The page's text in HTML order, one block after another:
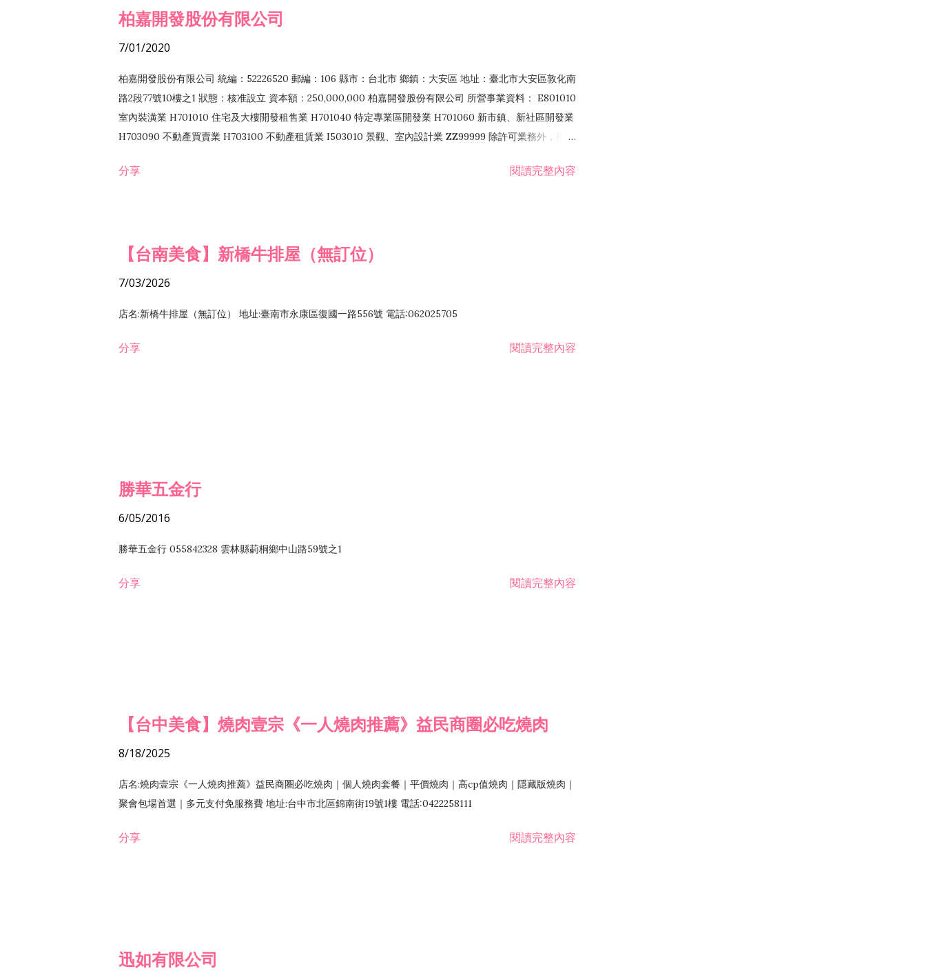
柏嘉開發股份有限公司
7/01/2020
柏嘉開發股份有限公司 統編：52226520 郵編：106 縣市：台北市 鄉鎮：大安區 地址：臺北市大安區敦化南
路2段77號10樓之1 狀態：核准設立 資本額：250,000,000 柏嘉開發股份有限公司 所營事業資料： E801010
室內裝潢業 H701010 住宅及大樓開發租售業 H701040 特定專業區開發業 H701060 新市鎮、新社區開發業
H703090 不動產買賣業 H703100 不動產租賃業 I503010 景觀、室內設計業 ZZ99999 除許可業務外，得經
分享 閱讀完整內容
【台南美食】新橋牛排屋（無訂位）
7/03/2026
店名:新橋牛排屋（無訂位） 地址:臺南市永康區復國一路556號 電話:062025705
分享 閱讀完整內容
勝華五金行
6/05/2016
勝華五金行 055842328 雲林縣莿桐鄉中山路59號之1
分享 閱讀完整內容
【台中美食】燒肉壹宗《一人燒肉推薦》益民商圈必吃燒肉
8/18/2025
店名:燒肉壹宗《一人燒肉推薦》益民商圈必吃燒肉｜個人燒肉套餐｜平價燒肉｜高cp值燒肉｜隱藏版燒肉｜
聚會包場首選｜多元支付免服務費 地址:台中市北區錦南街19號1樓 電話:0422258111
分享 閱讀完整內容
迅如有限公司